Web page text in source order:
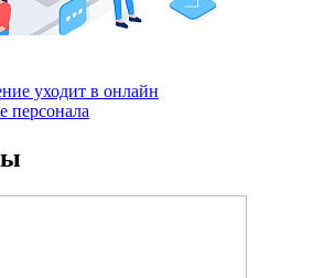
уходит в онлайн
персонала